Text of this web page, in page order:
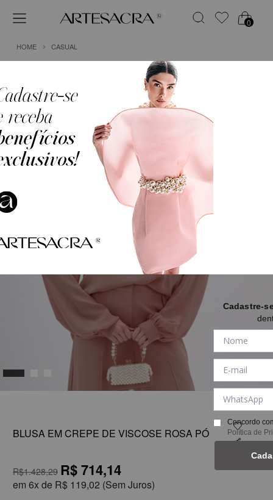
0
HOME CASUAL
1
BLUSA EM CREPE DE VISCOSE ROSA PÓ
R$1.428,29 R$ 714,14
em 6x de R$ 119,02 (Sem Juros)
Cadastre-
Concordo
Política de